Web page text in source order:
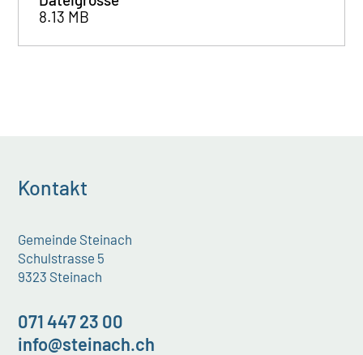
8.13 MB
Kontakt
Gemeinde Steinach
Schulstrasse 5
9323 Steinach
071 447 23 00
info@steinach.ch